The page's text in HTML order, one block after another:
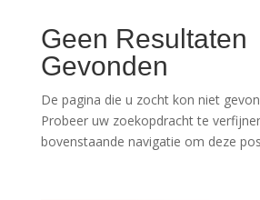
Geen Resultaten
Gevonden
De pagina die u zocht kon niet
Probeer uw zoekopdracht te
bovenstaande navigatie om deze